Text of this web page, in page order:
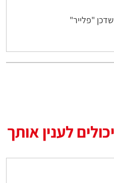
"פלייר"
לענין אותך